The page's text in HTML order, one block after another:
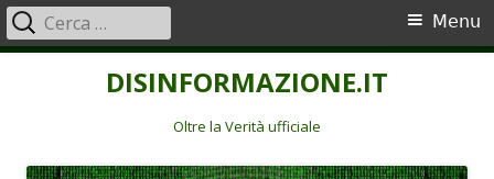
DISINFORMAZIONE.IT
Oltre la Verità ufficiale
Menu
principale
Menu
Ricerca
per: